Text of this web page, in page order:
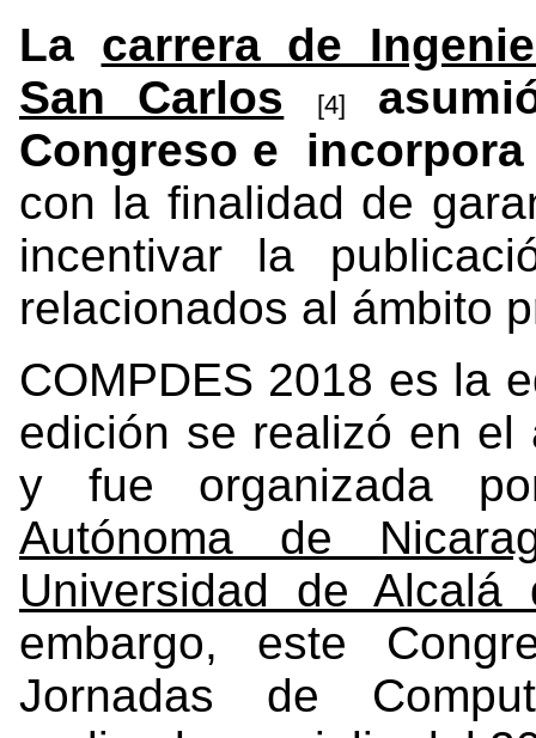
La carrera de
San Carlos
[4]
Congreso e
con la finalidad de
incentivar la
relacionados al ámbito
COMPDES 2018 es la
edición se realizó en el
y fue organizada
Autónoma de
Universidad de Alcalá
embargo, este
Jornadas de